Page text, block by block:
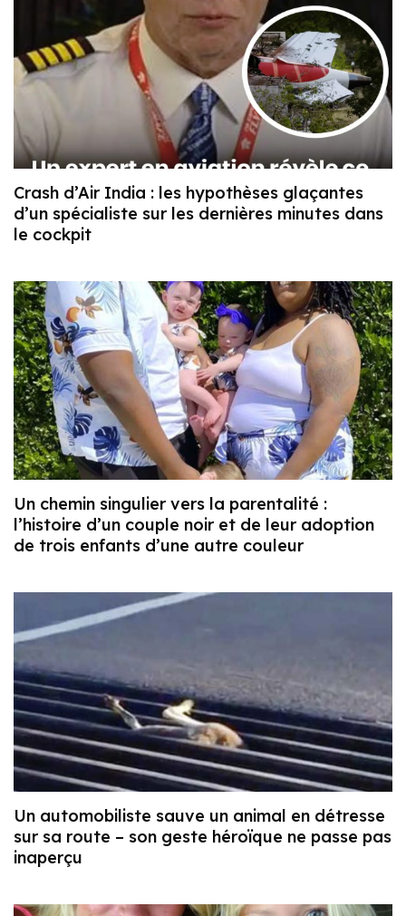
Crash d’Air India : les hypothèses glaçantes
d’un spécialiste sur les dernières minutes dans
le cockpit
Un chemin singulier vers la parentalité :
l’histoire d’un couple noir et de leur adoption
de trois enfants d’une autre couleur
Un automobiliste sauve un animal en détresse
sur sa route – son geste héroïque ne passe pas
inaperçu